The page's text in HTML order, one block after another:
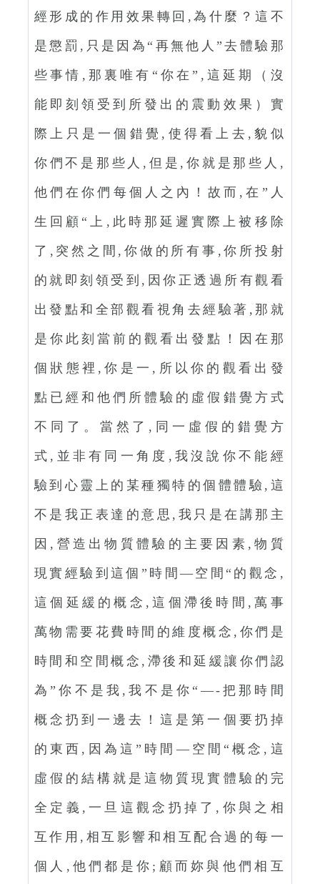
經形成的作用效果轉回,為什麼？這不
是懲罰,只是因為“再無他人”去體驗那
些事情,那裏唯有“你在”,這延期（沒
能即刻領受到所發出的震動效果）實
際上只是一個錯覺,使得看上去,貌似
你們不是那些人,但是,你就是那些人,
他們在你們每個人之內！故而,在”人
生回顧“上,此時那延遲實際上被移除
了,突然之間,你做的所有事,你所投射
的就即刻領受到,因你正透過所有觀看
出發點和全部觀看視角去經驗著,那就
是你此刻當前的觀看出發點！因在那
個狀態裡,你是一,所以你的觀看出發
點已經和他們所體驗的虛假錯覺方式
不同了。當然了,同一虛假的錯覺方
式,並非有同一角度,我沒說你不能經
驗到心靈上的某種獨特的個體體驗,這
不是我正表達的意思,我只是在講那主
因,營造出物質體驗的主要因素,物質
現實經驗到這個”時間—空間“的觀念,
這個延緩的概念,這個滯後時間,萬事
萬物需要花費時間的維度概念,你們是
時間和空間概念,滯後和延緩讓你們認
為”你不是我,我不是你“—-把那時間
概念扔到一邊去！這是第一個要扔掉
的東西,因為這”時間—空間“概念,這
虛假的結構就是這物質現實體驗的完
全定義,一旦這觀念扔掉了,你與之相
互作用,相互影響和相互配合過的每一
個人,他們都是你;顧而妳與他們相互